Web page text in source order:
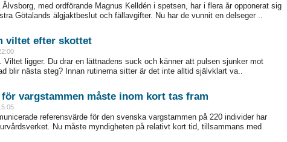
med ordförande Magnus Kelldén i spetsen, har i flera år opponerat sig
Götalands älgjaktbeslut och fällavgifter. Nu har de vunnit en delseger ..
viltet efter skottet
ligger. Du drar en lättnadens suck och känner att pulsen sjunker mot
blir ­nästa steg? Innan rutinerna sitter är det inte alltid självklart va..
vargstammen måste inom kort tas fram
referensvärde för den svenska vargstammen på 220 individer har
Nu måste myndigheten på relativt kort tid, tillsammans med